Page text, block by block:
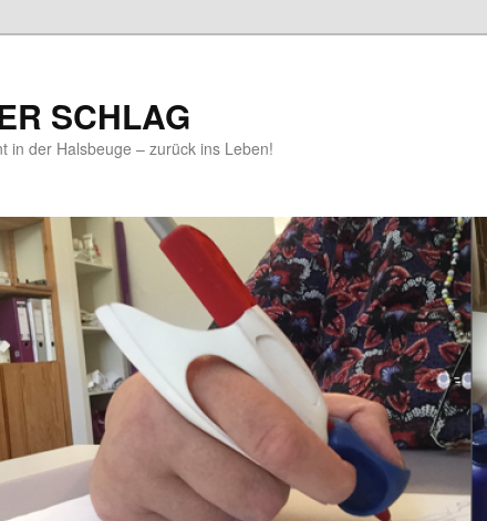
SCHLAG
in der Halsbeuge – zurück ins Leben!